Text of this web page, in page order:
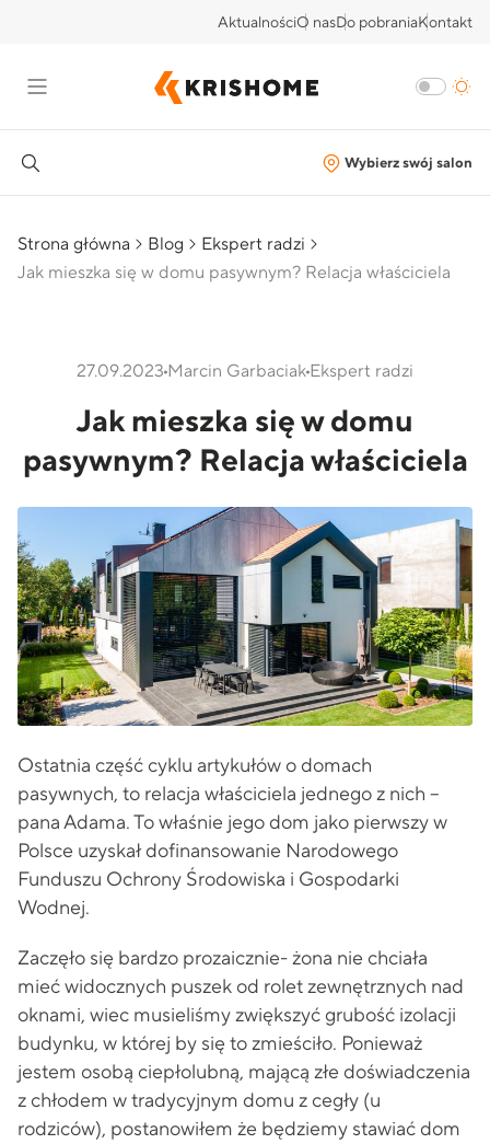
AktualnościO nasDo pobraniaKontakt
Wybierz swój salon
Strona główna Blog
Ekspert radzi
Jak mieszka się w domu pasywnym? Relacja właściciela
27.09.2023 Marcin Garbaciak Ekspert radzi
Jak mieszka się w domu
pasywnym? Relacja właściciela
Ostatnia część cyklu artykułów o domach
pasywnych, to relacja właściciela jednego z nich –
pana Adama. To właśnie jego dom jako pierwszy w
Polsce uzyskał dofinansowanie Narodowego
Funduszu Ochrony Środowiska i Gospodarki
Wodnej.
Zaczęło się bardzo prozaicznie- żona nie chciała
mieć widocznych puszek od rolet zewnętrznych nad
oknami, wiec musieliśmy zwiększyć grubość izolacji
budynku, w której by się to zmieściło. Ponieważ
jestem osobą ciepłolubną, mającą złe doświadczenia
z chłodem w tradycyjnym domu z cegły (u
rodziców), postanowiłem że będziemy stawiać dom